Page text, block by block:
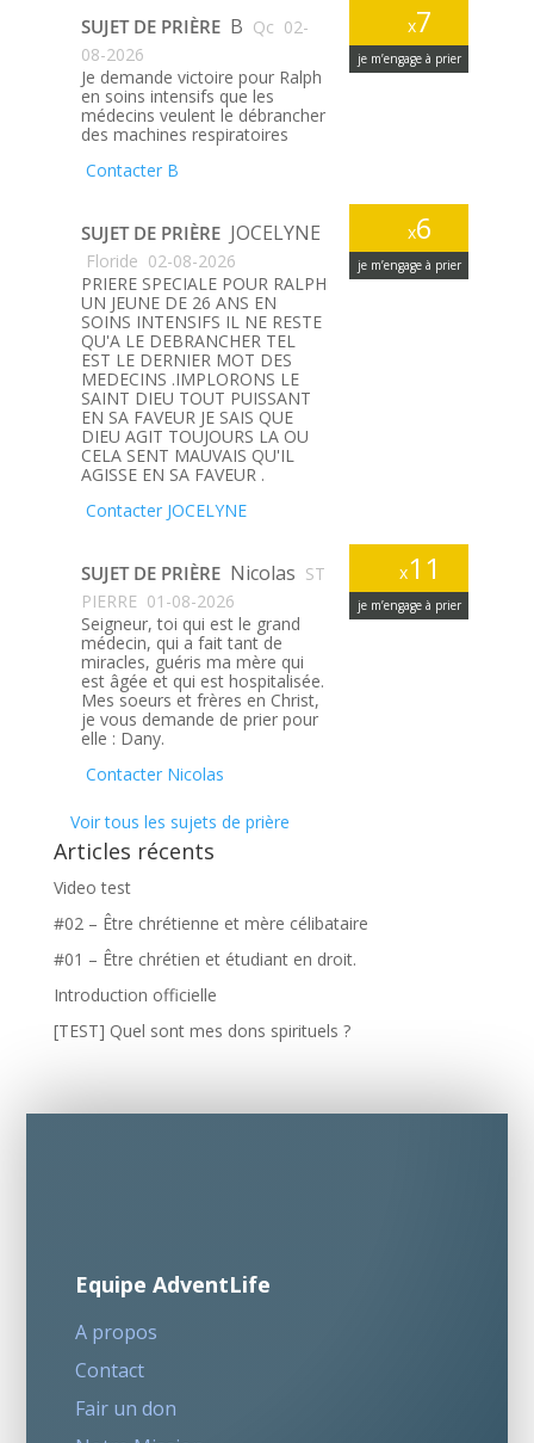
x7
je m’engage à prier
SUJET DE PRIÈRE B Qc 02-
08-2026
Je demande victoire pour Ralph
en soins intensifs que les
médecins veulent le débrancher
des machines respiratoires
Contacter B
x6
je m’engage à prier
SUJET DE PRIÈRE JOCELYNE
Floride 02-08-2026
PRIERE SPECIALE POUR RALPH
UN JEUNE DE 26 ANS EN
SOINS INTENSIFS IL NE RESTE
QU'A LE DEBRANCHER TEL
EST LE DERNIER MOT DES
MEDECINS .IMPLORONS LE
SAINT DIEU TOUT PUISSANT
EN SA FAVEUR JE SAIS QUE
DIEU AGIT TOUJOURS LA OU
CELA SENT MAUVAIS QU'IL
AGISSE EN SA FAVEUR .
Contacter JOCELYNE
x11
je m’engage à prier
SUJET DE PRIÈRE Nicolas ST
PIERRE 01-08-2026
Seigneur, toi qui est le grand
médecin, qui a fait tant de
miracles, guéris ma mère qui
est âgée et qui est hospitalisée.
Mes soeurs et frères en Christ,
je vous demande de prier pour
elle : Dany.
Contacter Nicolas
Voir tous les sujets de prière
Articles récents
Video test
#02 – Être chrétienne et mère célibataire
#01 – Être chrétien et étudiant en droit.
Introduction officielle
[TEST] Quel sont mes dons spirituels ?
Equipe AdventLife
A propos
Contact
Fair un don